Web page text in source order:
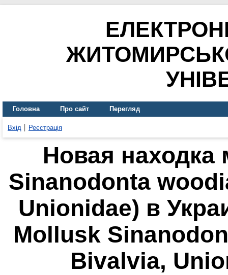
Головна Про сайт Перегляд
Вхід Реєстрація
Новая находка
Sinanodonta
Unionidae) в
Mollusk
Bivalvia,